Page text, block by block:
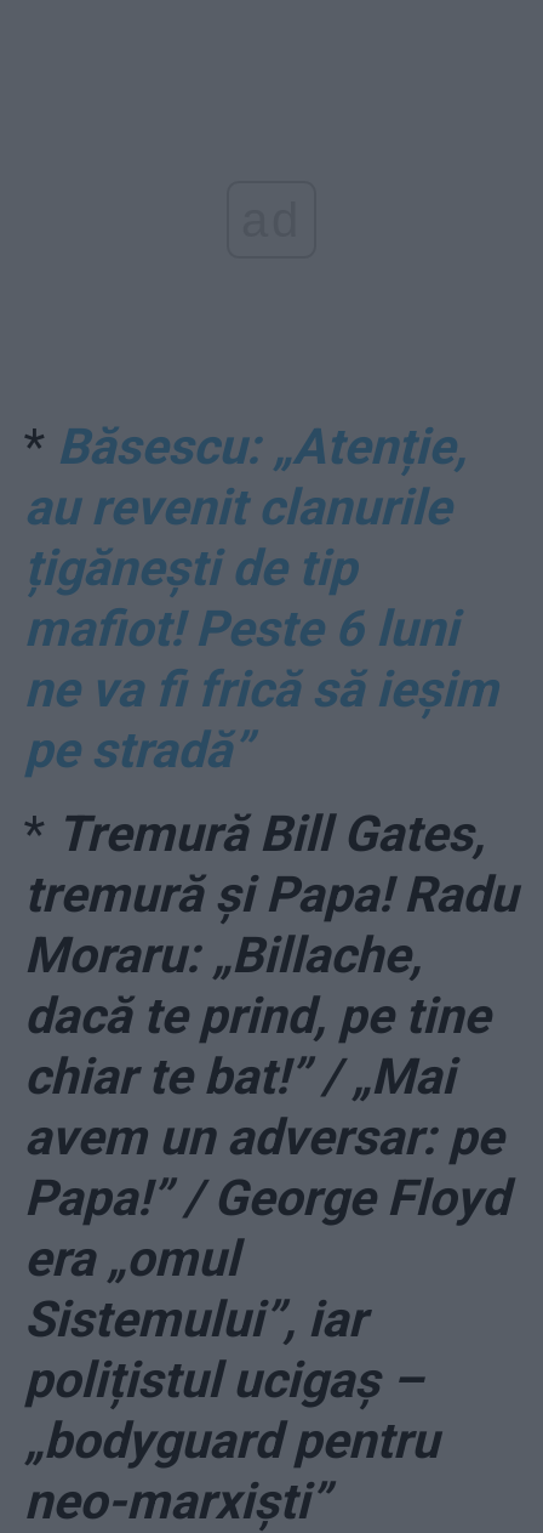
* Băsescu: „Atenție,
au revenit clanurile
țigănești de tip
mafiot! Peste 6 luni
ne va fi frică să ieşim
pe stradă”
* Tremură Bill Gates,
tremură și Papa! Radu
Moraru: „Billache,
dacă te prind, pe tine
chiar te bat!” / „Mai
avem un adversar: pe
Papa!” / George Floyd
era „omul
Sistemului”, iar
polițistul ucigaș –
„bodyguard pentru
neo-marxiști”